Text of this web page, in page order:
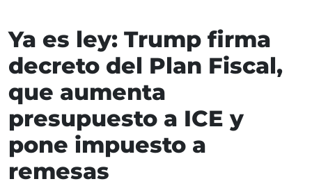
Ya es ley: Trump firma
decreto del Plan Fiscal,
que aumenta
presupuesto a ICE y
pone impuesto a
remesas